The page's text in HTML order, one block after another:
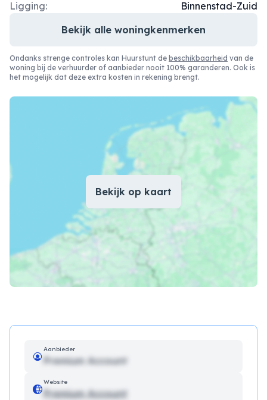
Ligging:
Binnenstad-Zuid
Bekijk alle woningkenmerken
Ondanks strenge controles kan Huurstunt de beschikbaarheid van de
woning bij de verhuurder of aanbieder nooit 100% garanderen. Ook is
het mogelijk dat deze extra kosten in rekening brengt.
Aanbieder
Premium Account
Website
Premium Account
Bekijk op kaart